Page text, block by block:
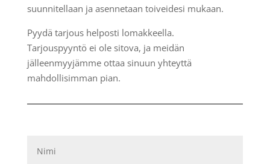
suunnitellaan ja asennetaan toiveidesi mukaan.
Pyydä tarjous helposti lomakkeella.
Tarjouspyyntö ei ole sitova, ja meidän
jälleenmyyjämme ottaa sinuun yhteyttä
mahdollisimman pian.